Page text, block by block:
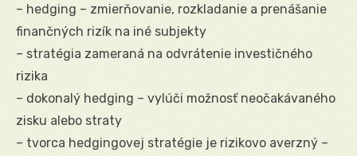
– hedging – zmierňovanie, rozkladanie a prenášanie
finančných rizík na iné subjekty
– stratégia zameraná na odvrátenie investičného
rizika
– dokonalý hedging – vylúči možnosť neočakávaného
zisku alebo straty
– tvorca hedgingovej stratégie je rizikovo averzný –